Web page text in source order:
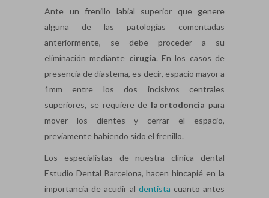
Ante un frenillo labial superior que genere
alguna de las patologías comentadas
anteriormente, se debe proceder a su
eliminación mediante cirugía. En los casos de
presencia de diastema, es decir, espacio mayor a
1mm entre los dos incisivos centrales
superiores, se requiere de la ortodoncia para
mover los dientes y cerrar el espacio,
previamente habiendo sido el frenillo.
Los especialistas de nuestra clínica dental
Estudio Dental Barcelona, hacen hincapié en la
importancia de acudir al dentista cuanto antes